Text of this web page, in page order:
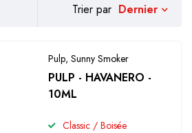
Trier par Dernier
Pulp, Sunny Smoker
PULP - HAVANERO -
10ML
Classic / Boisée